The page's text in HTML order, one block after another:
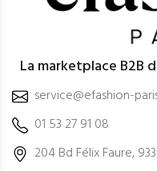
La marketplace B2B
service@efashion-
01 53 27 91 08
204 Bd Félix Faure,